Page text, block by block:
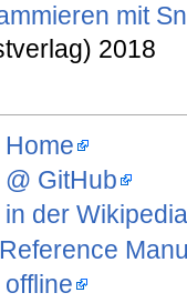
mit
2018
GitHub
in der Wikipedia